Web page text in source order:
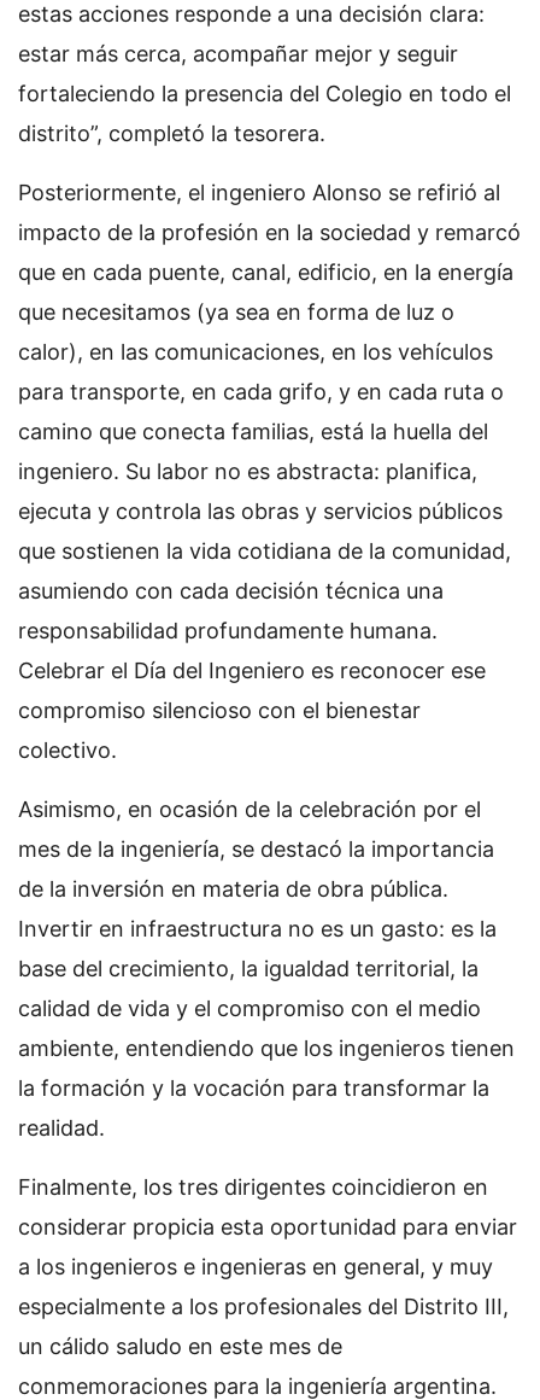
estas acciones responde a una decisión clara:
estar más cerca, acompañar mejor y seguir
fortaleciendo la presencia del Colegio en todo el
distrito”, completó la tesorera.
Posteriormente, el ingeniero Alonso se refirió al
impacto de la profesión en la sociedad y remarcó
que en cada puente, canal, edificio, en la energía
que necesitamos (ya sea en forma de luz o
calor), en las comunicaciones, en los vehículos
para transporte, en cada grifo, y en cada ruta o
camino que conecta familias, está la huella del
ingeniero. Su labor no es abstracta: planifica,
ejecuta y controla las obras y servicios públicos
que sostienen la vida cotidiana de la comunidad,
asumiendo con cada decisión técnica una
responsabilidad profundamente humana.
Celebrar el Día del Ingeniero es reconocer ese
compromiso silencioso con el bienestar
colectivo.
Asimismo, en ocasión de la celebración por el
mes de la ingeniería, se destacó la importancia
de la inversión en materia de obra pública.
Invertir en infraestructura no es un gasto: es la
base del crecimiento, la igualdad territorial, la
calidad de vida y el compromiso con el medio
ambiente, entendiendo que los ingenieros tienen
la formación y la vocación para transformar la
realidad.
Finalmente, los tres dirigentes coincidieron en
considerar propicia esta oportunidad para enviar
a los ingenieros e ingenieras en general, y muy
especialmente a los profesionales del Distrito III,
un cálido saludo en este mes de
conmemoraciones para la ingeniería argentina.